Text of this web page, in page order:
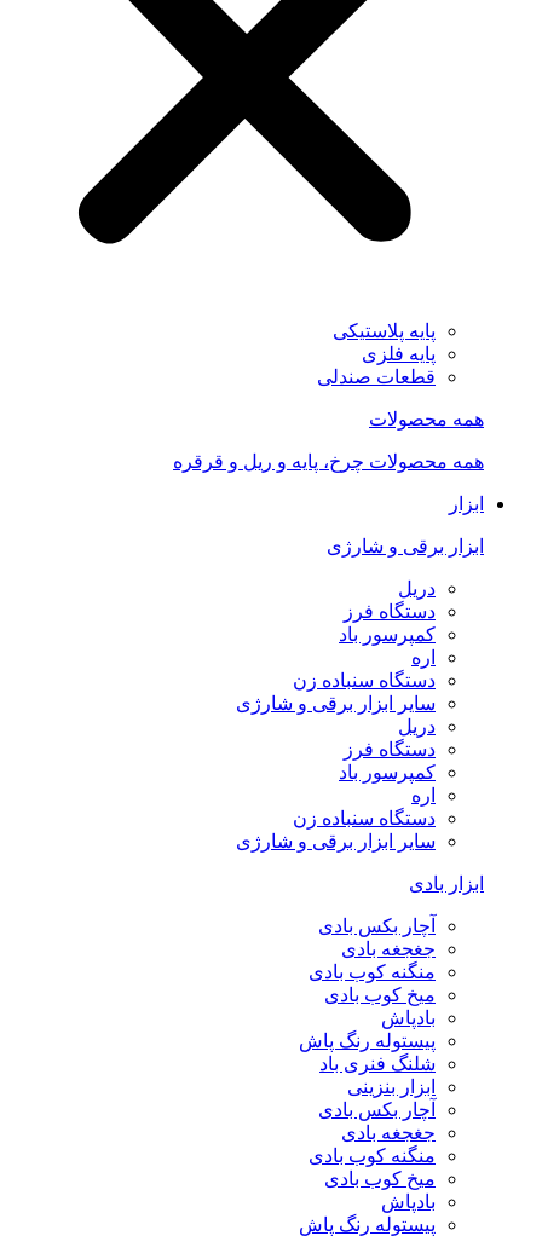
پایه پلاستیکی
پایه فلزی
قطعات صندلی
همه محصولات
همه محصولات چرخ، پایه و ریل و قرقره
ابزار
ابزار برقی و شارژی
دریل
دستگاه فرز
کمپرسور باد
اره
دستگاه سنباده زن
سایر ابزار برقی و شارژی
دریل
دستگاه فرز
کمپرسور باد
اره
دستگاه سنباده زن
سایر ابزار برقی و شارژی
ابزار بادی
آچار بکس بادی
جغجغه بادی
منگنه کوب بادی
میخ کوب بادی
بادپاش
پیستوله رنگ پاش
شلنگ فنری باد
ابزار بنزینی
آچار بکس بادی
جغجغه بادی
منگنه کوب بادی
میخ کوب بادی
بادپاش
پیستوله رنگ پاش